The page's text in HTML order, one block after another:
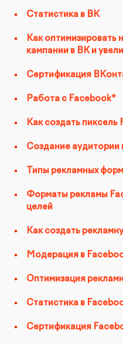
Статистика в ВК
Как оптимизировать
кампании в ВК и
Сертификация
Работа с Facebook*
Как создать
Создание аудитории
Типы рекламных
Форматы рекламы
целей
Как создать
Модерация в
Оптимизация
Статистика в
Сертификация